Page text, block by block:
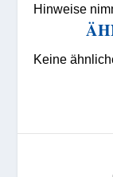
Hinweise
Keine